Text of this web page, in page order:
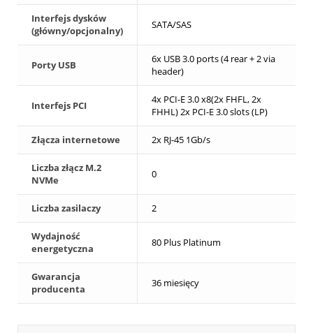
Interfejs dysków
(główny/opcjonalny)
SATA/SAS
Porty USB
6x USB 3.0 ports (4 rear + 2 via
header)
Interfejs PCI
4x PCI-E 3.0 x8(2x FHFL, 2x
FHHL) 2x PCI-E 3.0 slots (LP)
Złącza internetowe 2x RJ-45 1Gb/s
Liczba złącz M.2
NVMe
0
Liczba zasilaczy 2
Wydajność
energetyczna
80 Plus Platinum
Gwarancja
producenta
36 miesięcy